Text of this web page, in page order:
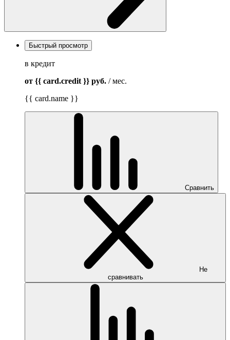
Быстрый просмотр
в кредит
от {{ card.credit }} руб. / мес.
{{ card.name }}
Сравнить
Не
сравнивать